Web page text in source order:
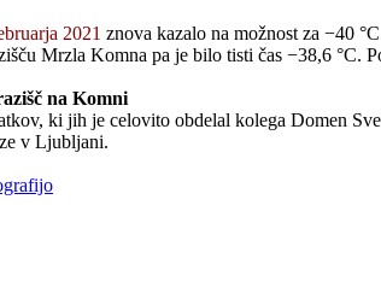
2021 znova kazalo na možnost za −40
Mrzla Komna pa je bilo tisti čas −38,6 °C.
na Komni
ki jih je celovito obdelal kolega Domen
v Ljubljani.